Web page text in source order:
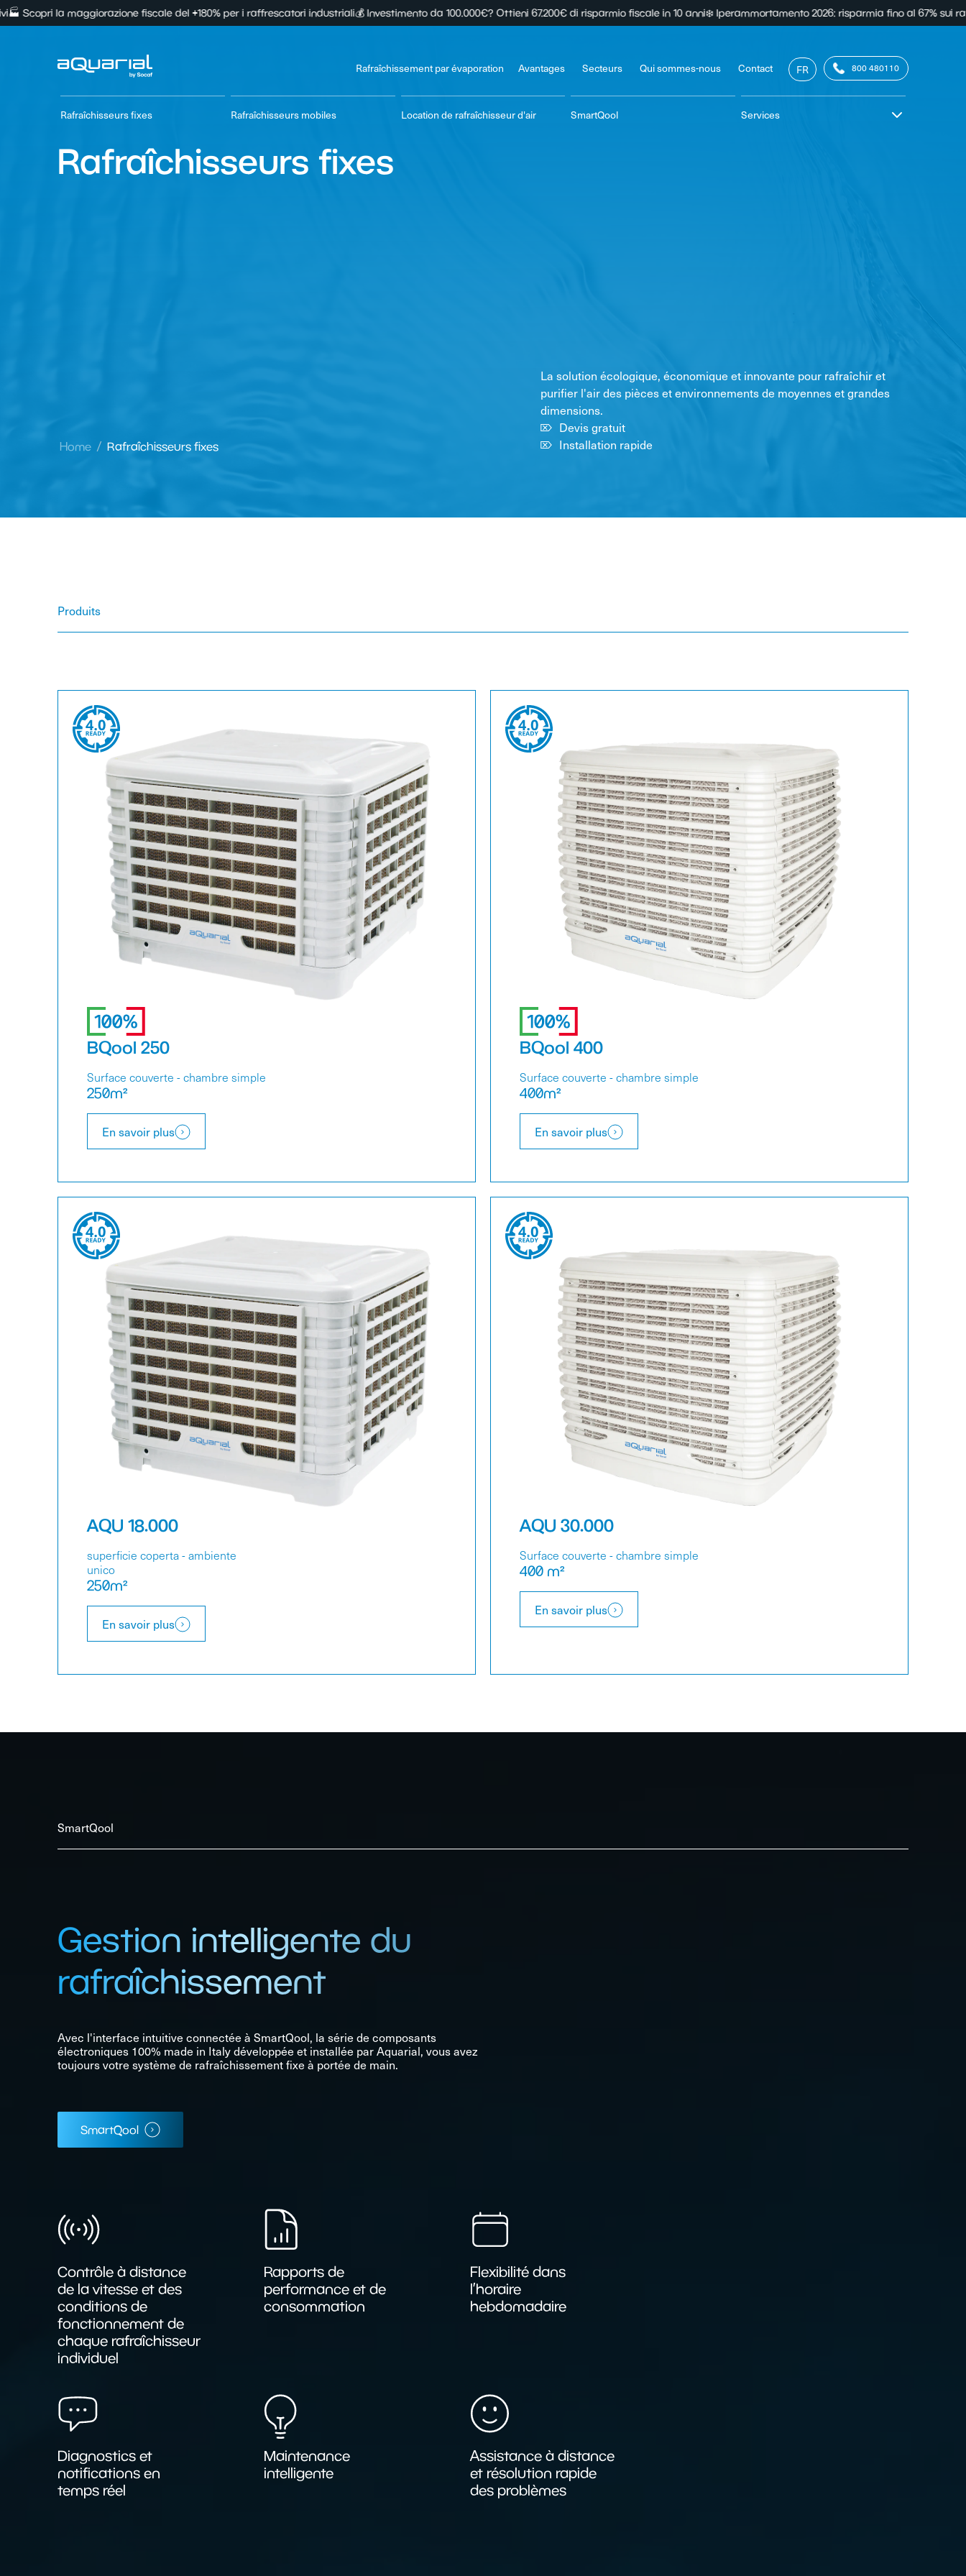
fiscale del +180% per i raffrescatori industriali💰 Investimento da 100.000€? Ottieni 67.200€ di risparmio fiscale in 10 anni❄️ Iperammortamento 2026: risparmia fino al 67% sui raffrescatori
Rafraîchissement par évaporation Avantages Secteurs Qui sommes-nous Contact FR 800 480110
Rafraîchisseurs fixes Rafraîchisseurs mobiles Location de rafraîchisseur d'air SmartQool Services
Rafraîchisseurs fixes
Home Rafraîchisseurs fixes
La solution écologique, économique et innovante pour rafraîchir et
purifier l'air des pièces et environnements de moyennes et grandes
dimensions.
Devis gratuit
Installation rapide
Produits
BQool 250
Surface couverte - chambre simple
250m²
En savoir plus
BQool 400
Surface couverte - chambre simple
400m²
En savoir plus
AQU 18.000
superficie coperta - ambiente
unico
250m²
En savoir plus
AQU 30.000
Surface couverte - chambre simple
400 m²
En savoir plus
SmartQool
Gestion intelligente du
rafraîchissement
Avec l'interface intuitive connectée à SmartQool, la série de composants
électroniques 100% made in Italy développée et installée par Aquarial, vous avez
toujours votre système de rafraîchissement fixe à portée de main.
SmartQool
Contrôle à distance
de la vitesse et des
conditions de
fonctionnement de
chaque rafraîchisseur
individuel
Rapports de
performance et de
consommation
Flexibilité dans
l’horaire
hebdomadaire
Diagnostics et
notifications en
temps réel
Maintenance
intelligente
Assistance à distance
et résolution rapide
des problèmes